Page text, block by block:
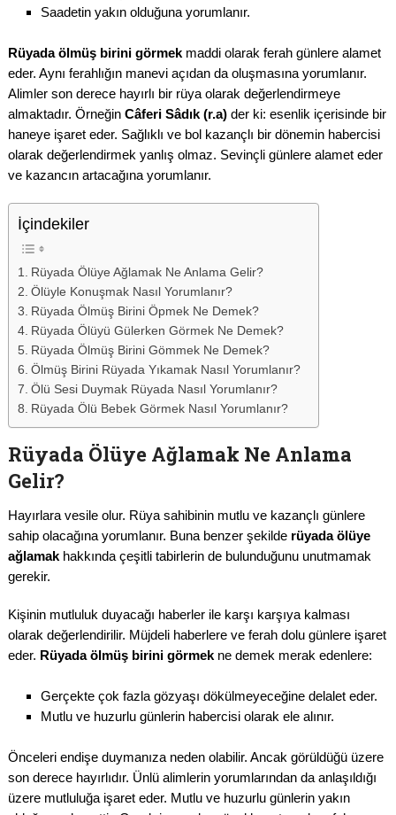
Saadetin yakın olduğuna yorumlanır.
Rüyada ölmüş birini görmek maddi olarak ferah günlere alamet
eder. Aynı ferahlığın manevi açıdan da oluşmasına yorumlanır.
Alimler son derece hayırlı bir rüya olarak değerlendirmeye
almaktadır. Örneğin Câferi Sâdık (r.a)der ki: esenlik içerisinde bir
haneye işaret eder. Sağlıklı ve bol kazançlı bir dönemin habercisi
olarak değerlendirmek yanlış olmaz. Sevinçli günlere alamet eder
ve kazancın artacağına yorumlanır.
İçindekiler
Rüyada Ölüye Ağlamak Ne Anlama Gelir?
Ölüyle Konuşmak Nasıl Yorumlanır?
Rüyada Ölmüş Birini Öpmek Ne Demek?
Rüyada Ölüyü Gülerken Görmek Ne Demek?
Rüyada Ölmüş Birini Gömmek Ne Demek?
Ölmüş Birini Rüyada Yıkamak Nasıl Yorumlanır?
Ölü Sesi Duymak Rüyada Nasıl Yorumlanır?
Rüyada Ölü Bebek Görmek Nasıl Yorumlanır?
Rüyada Ölüye Ağlamak Ne Anlama
Gelir?
Hayırlara vesile olur. Rüya sahibinin mutlu ve kazançlı günlere
sahip olacağına yorumlanır. Buna benzer şekilde rüyada ölüye
ağlamak hakkında çeşitli tabirlerin de bulunduğunu unutmamak
gerekir.
Kişinin mutluluk duyacağı haberler ile karşı karşıya kalması
olarak değerlendirilir. Müjdeli haberlere ve ferah dolu günlere işaret
eder. Rüyada ölmüş birini görmek ne demek merak edenlere:
Gerçekte çok fazla gözyaşı dökülmeyeceğine delalet eder.
Mutlu ve huzurlu günlerin habercisi olarak ele alınır.
Önceleri endişe duymanıza neden olabilir. Ancak görüldüğü üzere
son derece hayırlıdır. Ünlü alimlerin yorumlarından da anlaşıldığı
üzere mutluluğa işaret eder. Mutlu ve huzurlu günlerin yakın